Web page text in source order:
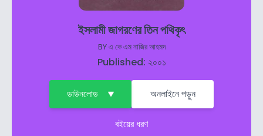
ইসলামী জাগরণের তিন পথিকৃৎ
BYএ কে এম নাজির আহমদ
Published: ২০০১
ডাউনলোড অনলাইনে পড়ুন
বইয়ের ধরণ